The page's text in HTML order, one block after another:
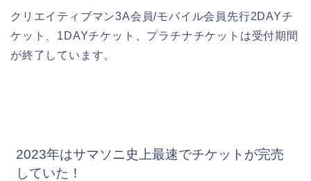
クリエイティブマン3A会員/モバイル会員先行2DAYチ
ケット、1DAYチケット、プラチナチケットは受付期間
が終了しています。
2023年はサマソニ史上最速でチケットが完売
していた！